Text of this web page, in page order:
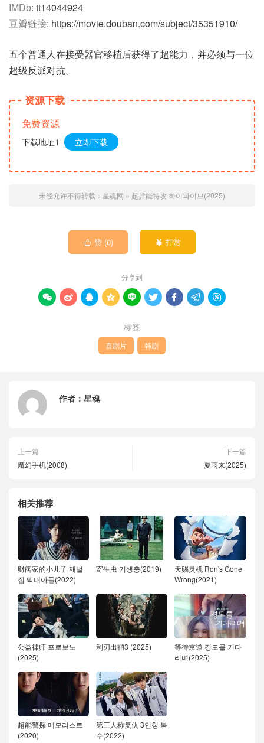
IMDb: tt14044924
豆瓣链接: https://movie.douban.com/subject/35351910/
五个普通人在接受器官移植后获得了超能力，并必须与一位
超级反派对抗。
资源下载
免费资源
下载地址1 立即下载
未经允许不得转载： 星魂网 » 超异能特攻 하이파이브(2025)
 赞 (0)  打赏
分享到
        
标签
喜剧片 韩剧
作者： 星魂
上一篇
魔幻手机(2008)
下一篇
夏雨来(2025)
相关推荐
财阀家的小儿子 재벌
집 막내아들(2022)
寄生虫 기생충(2019)
天赐灵机 Ron's Gone
Wrong(2021)
公益律师 프로보노
(2025)
利刃出鞘3 (2025)
等待京道 경도를 기다
리며(2025)
超能警探 메모리스트
(2020)
第三人称复仇 3인칭 복
수(2022)